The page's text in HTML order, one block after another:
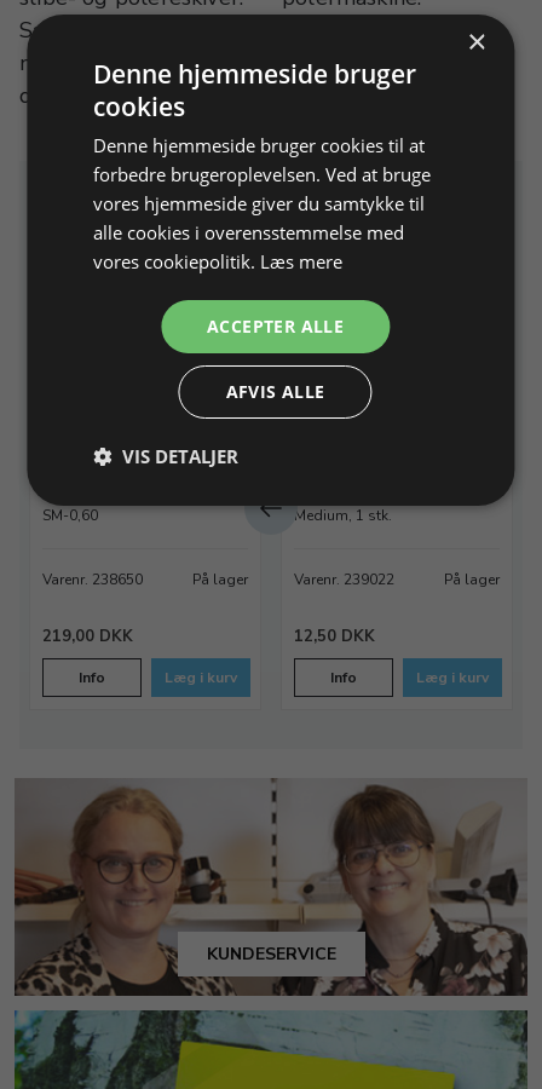
Sættet er opbygget
med en slibeskive og
dertil tilhørende
Beskyttelsesskærm
skal anvendes.
Relaterede produkter
Filtskive Ø80x20 mm, 6
SM-0,60
Varenr. 238650 På lager
219,00 DKK
Info Læg i kurv
Medium, 1 stk.
Varenr. 239022 På lager
12,50 DKK
Info Læg i kurv
KUNDESERVICE
×
Denne hjemmeside bruger
cookies
Denne hjemmeside bruger cookies til at
forbedre brugeroplevelsen. Ved at bruge
vores hjemmeside giver du samtykke til
alle cookies i overensstemmelse med
vores cookiepolitik. Læs mere
ACCEPTER ALLE
AFVIS ALLE
VIS DETALJER